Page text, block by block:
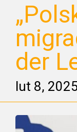
der
lut 8,